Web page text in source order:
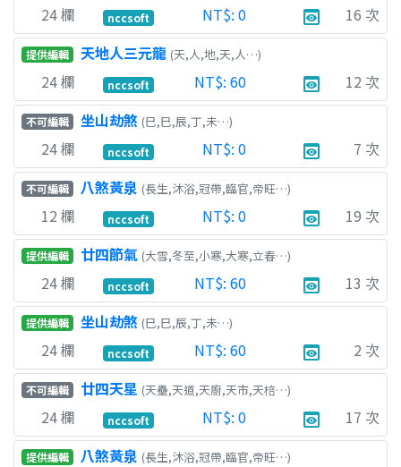
24欄 nccsoft NT$: 0 preview 16 次
提供編輯 天地人三元龍 (天,人,地,天,人…)
24欄 nccsoft NT$: 60 preview 12 次
不可編輯 坐山劫煞 (巳,巳,辰,丁,未…)
24欄 nccsoft NT$: 0 preview 7 次
不可編輯 八煞黃泉 (長生,沐浴,冠帶,臨官,帝旺…)
12 欄 nccsoft NT$: 0 preview 19 次
提供編輯 廿四節氣 (大雪,冬至,小寒,大寒,立春…)
24欄 nccsoft NT$: 60 preview 13 次
提供編輯 坐山劫煞 (巳,巳,辰,丁,未…)
24欄 nccsoft NT$: 60 preview 2 次
不可編輯 廿四天星 (天壘,天道,天廚,天市,天棓…)
24欄 nccsoft NT$: 0 preview 17 次
提供編輯 八煞黃泉 (長生,沐浴,冠帶,臨官,帝旺…)